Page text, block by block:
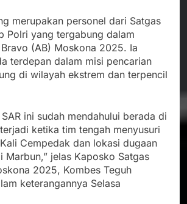
merupakan personel dari Satgas
Polri yang tergabung dalam
(AB) Moskona 2025. Ia
terdepan dalam misi pencarian
di wilayah ekstrem dan terpencil
ini sudah mendahului berada di
ketika tim tengah menyusuri
Cempedak dan lokasi dugaan
Marbun,” jelas Kaposko Satgas
2025, Kombes Teguh
keterangannya Selasa